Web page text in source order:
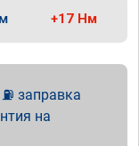
+17 Нм
заправка
на